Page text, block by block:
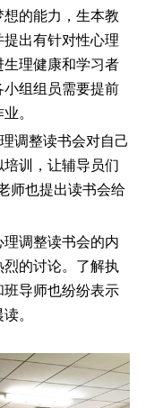
的能力，生本教
出有针对性心理
理健康和学习者
组组员需要提前
。
调整读书会对自己
训，让辅导员们
师也提出读书会给
调整读书会的内
的讨论。了解执
导师也纷纷表示
。